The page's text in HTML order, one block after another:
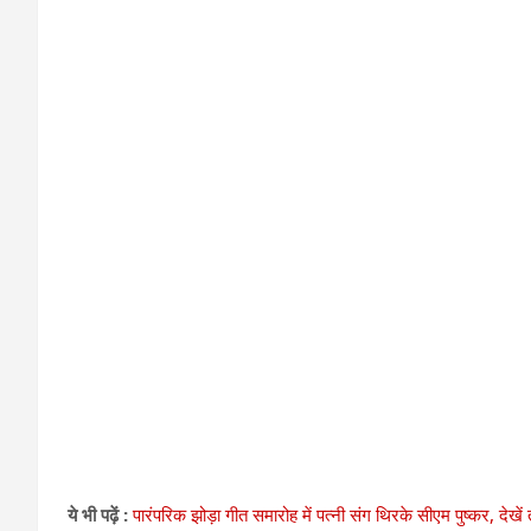
ये भी पढ़ें :पारंपरिक झोड़ा गीत समारोह में पत्नी संग थिरके सीएम पुष्कर, देखें